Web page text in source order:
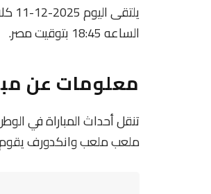
الساعه 18:45 بتوقيت مصر.
معلومات عن مباراة
ملعب ملعب وانكدورف يقوم